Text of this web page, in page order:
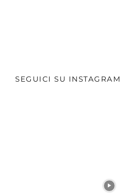
SEGUICI SU INSTAGRAM